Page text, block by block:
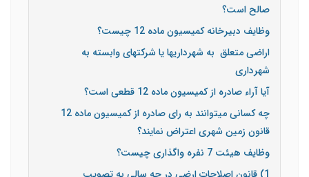
صالح است؟
وظایف دبیرخانه کمیسیون ماده 12 چیست؟
اراضی متعلق به شهرداری­ها یا شرکت­های وابسته به
شهرداری
آیا آراء صادره از کمیسیون ماده 12 قطعی است؟
چه کسانی می­توانند به رای صادره از کمیسیون ماده 12
قانون زمین شهری اعتراض نمایند؟
وظایف هیئت 7 نفره واگذاری چیست؟